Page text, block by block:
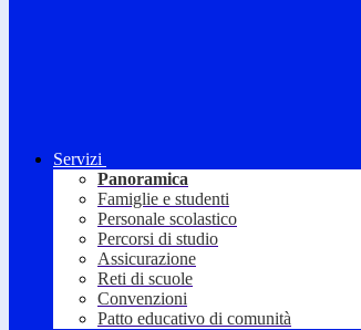
Servizi
Panoramica
Famiglie e studenti
Personale scolastico
Percorsi di studio
Assicurazione
Reti di scuole
Convenzioni
Patto educativo di comunità